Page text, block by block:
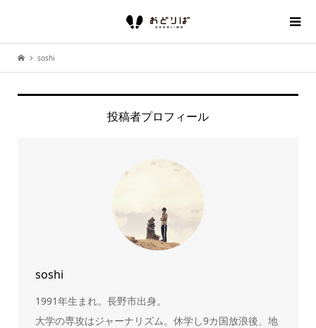
soshi
投稿者プロフィール
soshi
1991年生まれ。長野市出身。
大学の専攻はジャーナリズム。休学し9カ国放浪後、地